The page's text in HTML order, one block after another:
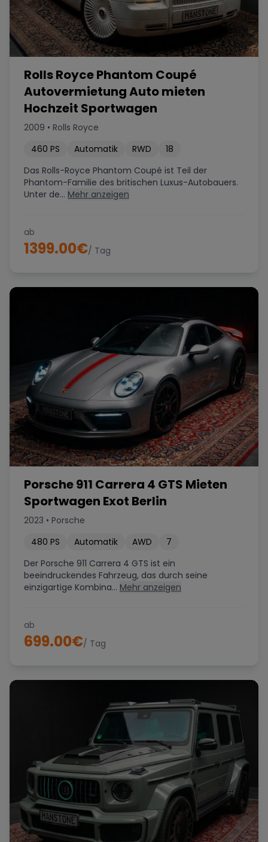
Rolls Royce Phantom Coupé
Autovermietung Auto mieten
Hochzeit Sportwagen
2009 • Rolls Royce
460 PS Automatik RWD
18
Das Rolls-Royce Phantom Coupé ist Teil der
Phantom-Familie des britischen Luxus-Autobauers.
Unter de... Mehr anzeigen
ab
1399.00€/ Tag
Porsche 911 Carrera 4 GTS Mieten
Sportwagen Exot Berlin
2023 • Porsche
480 PS Automatik AWD
7
Der Porsche 911 Carrera 4 GTS ist ein
beeindruckendes Fahrzeug, das durch seine
einzigartige Kombina... Mehr anzeigen
ab
699.00€/ Tag